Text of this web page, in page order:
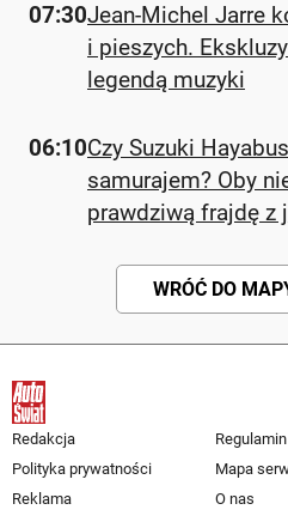
07:30Jean-Michel Jarre
i pieszych.
legendą muzyki
06:10Czy Suzuki
samurajem? Oby
prawdziwą frajdę z
WRÓĆ DO
Redakcja
Regulamin
Polityka prywatności
Mapa
Reklama
O nas